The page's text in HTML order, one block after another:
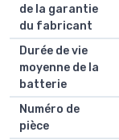
de la garantie
du fabricant
Durée de vie
moyenne de la
batterie
Numéro de
pièce